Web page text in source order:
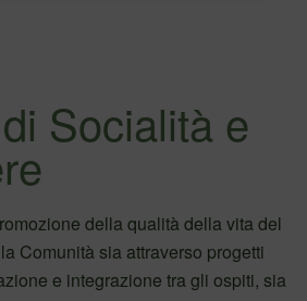
Socialità e
della qualità della vita del
Comunità sia attraverso progetti
e integrazione tra gli ospiti, sia